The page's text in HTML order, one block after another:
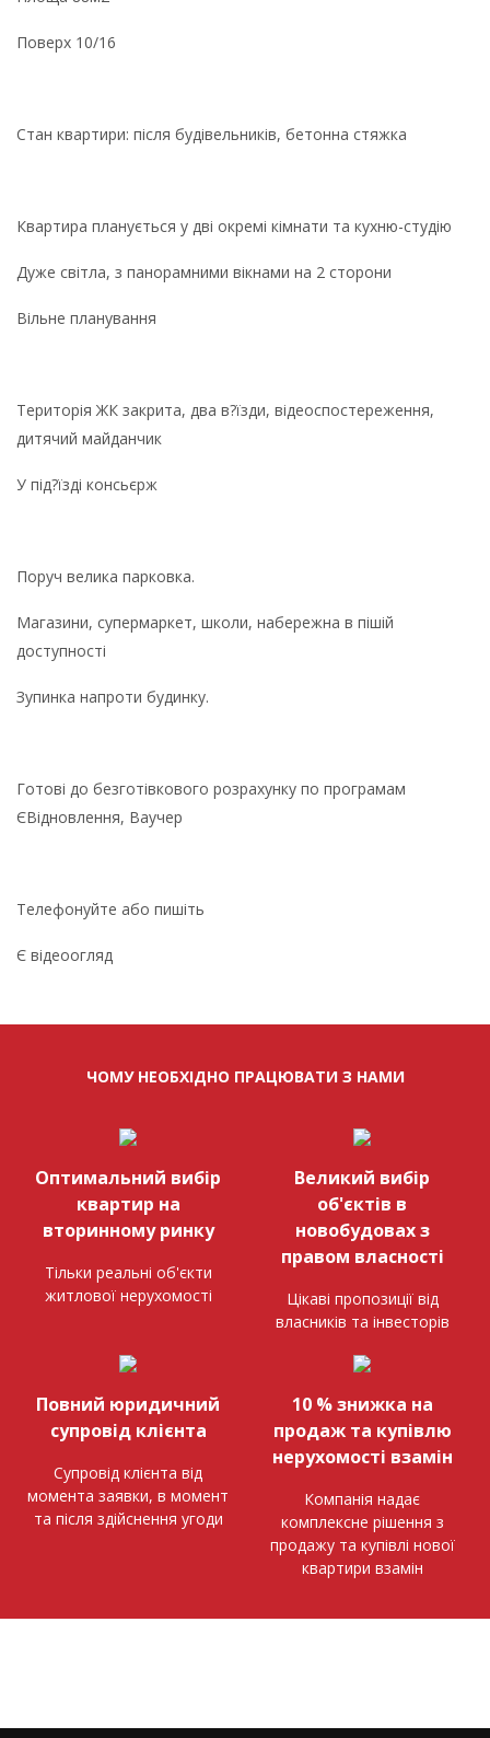
Поверх 10/16
Стан квартири: після будівельників, бетонна стяжка
Квартира планується у дві окремі кімнати та кухню-студію
Дуже світла, з панорамними вікнами на 2 сторони
Вільне планування
Територія ЖК закрита, два в?їзди, відеоспостереження,
дитячий майданчик
У під?їзді консьєрж
Поруч велика парковка.
Магазини, супермаркет, школи, набережна в пішій
доступності
Зупинка напроти будинку.
Готові до безготівкового розрахунку по програмам
ЄВідновлення, Ваучер
Телефонуйте або пишіть
Є відеоогляд
ЧОМУ НЕОБХІДНО ПРАЦЮВАТИ З НАМИ
Оптимальний вибір
квартир на
вторинному ринку
Тільки реальні об'єкти
житлової нерухомості
Великий вибір
об'єктів в
новобудовах з
правом власності
Цікаві пропозиції від
власників та інвесторів
Повний юридичний
супровід клієнта
Супровід клієнта від
момента заявки, в момент
та після здійснення угоди
10 % знижка на
продаж та купівлю
нерухомості взамін
Компанія надає
комплексне рішення з
продажу та купівлі нової
квартири взамін